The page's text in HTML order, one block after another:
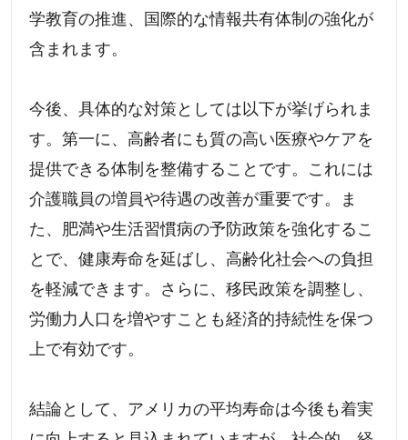
学教育の推進、国際的な情報共有体制の強化が
含まれます。
今後、具体的な対策としては以下が挙げられま
す。第一に、高齢者にも質の高い医療やケアを
提供できる体制を整備することです。これには
介護職員の増員や待遇の改善が重要です。ま
た、肥満や生活習慣病の予防政策を強化するこ
とで、健康寿命を延ばし、高齢化社会への負担
を軽減できます。さらに、移民政策を調整し、
労働力人口を増やすことも経済的持続性を保つ
上で有効です。
結論として、アメリカの平均寿命は今後も着実